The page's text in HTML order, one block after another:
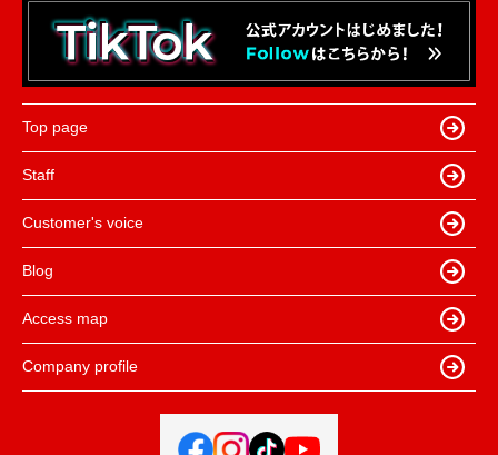
Top page
Staff
Customer's voice
Blog
Access map
Company profile